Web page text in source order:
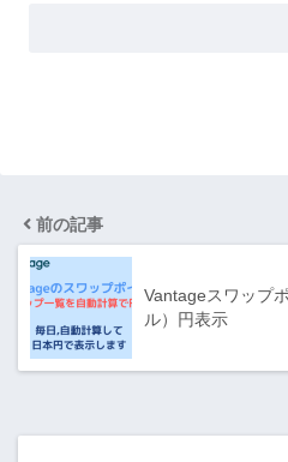
前の記事
Vantageスワップ
ル）円表示